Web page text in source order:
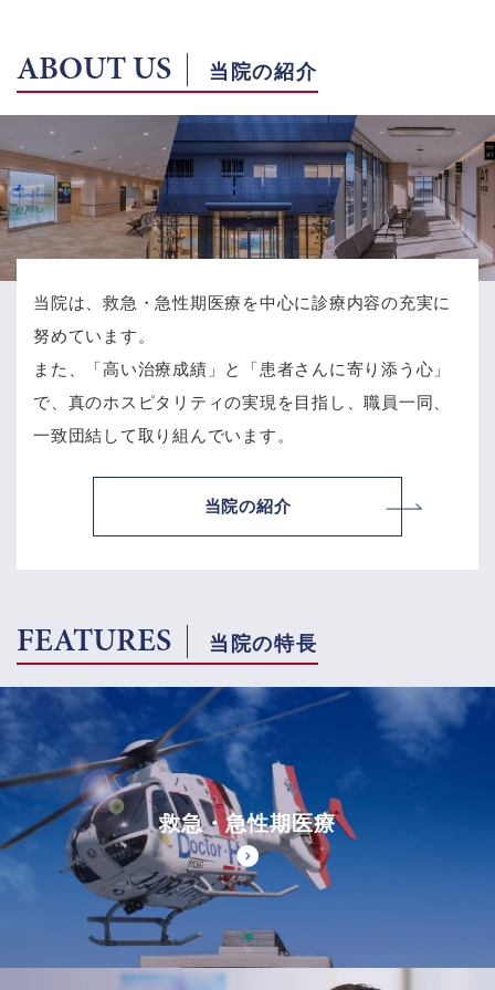
ABOUT US 当院の紹介
当院は、救急・急性期医療を中心に診療内容の充実に
努めています。
また、「高い治療成績」と「患者さんに寄り添う心」
で、 真のホスピタリティの実現を目指し、職員一同、
一致団結して取り組んでいます。
当院の紹介
FEATURES 当院の特長
救急・急性期医療